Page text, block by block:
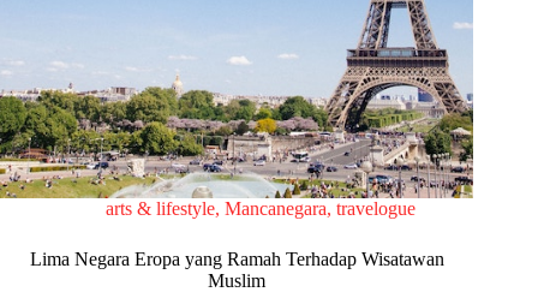
arts & lifestyle,Mancanegara,travelogue
Lima Negara Eropa yang Ramah Terhadap Wisatawan
Muslim